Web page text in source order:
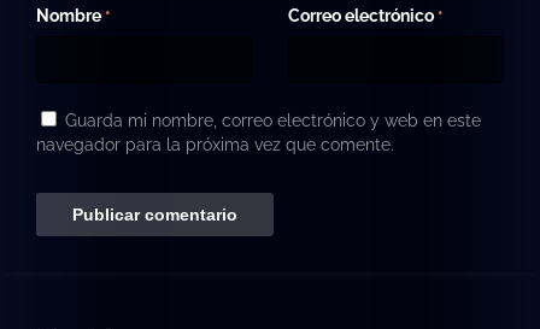
Nombre * Correo electrónico *
Guarda mi nombre, correo electrónico y web en este
navegador para la próxima vez que comente.